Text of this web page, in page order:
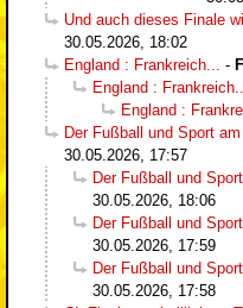
Und auch dieses Finale
30.05.2026, 18:02
England : Frankreich...
-
England : Frankreich...
England :
Der Fußball und Sport
30.05.2026, 17:57
Der Fußball und
30.05.2026, 18:06
Der Fußball und
30.05.2026, 17:59
Der Fußball und
30.05.2026, 17:58